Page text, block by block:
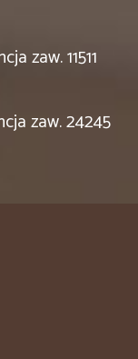
zaw. 11511
zaw. 24245